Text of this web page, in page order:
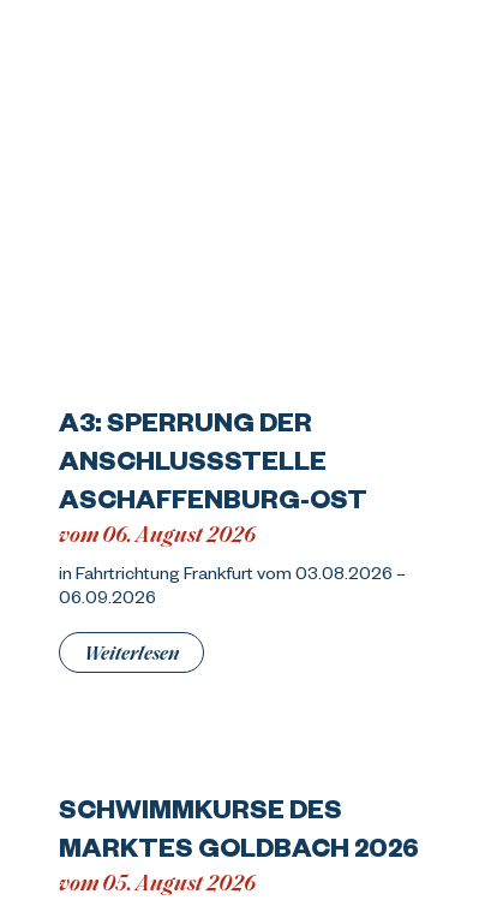
A3: SPERRUNG DER
ANSCHLUSSSTELLE
ASCHAFFENBURG-OST
vom 06. August 2026
in Fahrtrichtung Frankfurt vom 03.08.2026 –
06.09.2026
Weiterlesen
SCHWIMMKURSE DES
MARKTES GOLDBACH 2026
vom 05. August 2026